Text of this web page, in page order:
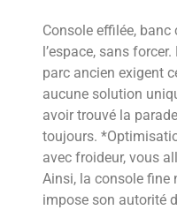
Console effilée,
l’espace, sans
parc ancien exigent
aucune solution
avoir trouvé la
toujours.
avec froideur, vous
Ainsi, la console fine
impose son autorité